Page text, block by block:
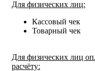
Для физических лиц:
Кассовый чек
Товарный чек
Для физических лиц
расчёту: